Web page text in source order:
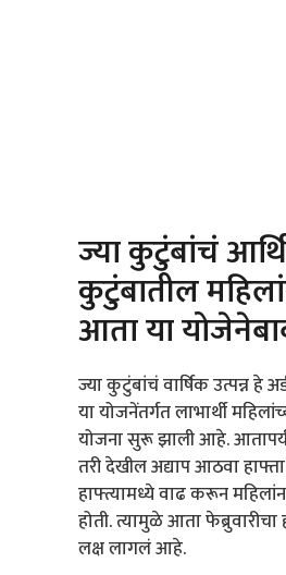
ज्या कुटुंबांचं
कुटुंबातील
आता या
ज्या कुटुंबांचं वार्षिक उत्पन्न
या योजनेंतर्गत लाभार्थी
योजना सुरू झाली आहे.
तरी देखील अद्याप आठवा
हाफ्त्यामध्ये वाढ करून
होती. त्यामुळे आता
लक्ष लागलं आहे.